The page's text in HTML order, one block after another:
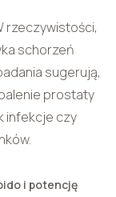
rzeczywistości,
schorzeń
sugerują,
prostaty
infekcje czy
i potencję